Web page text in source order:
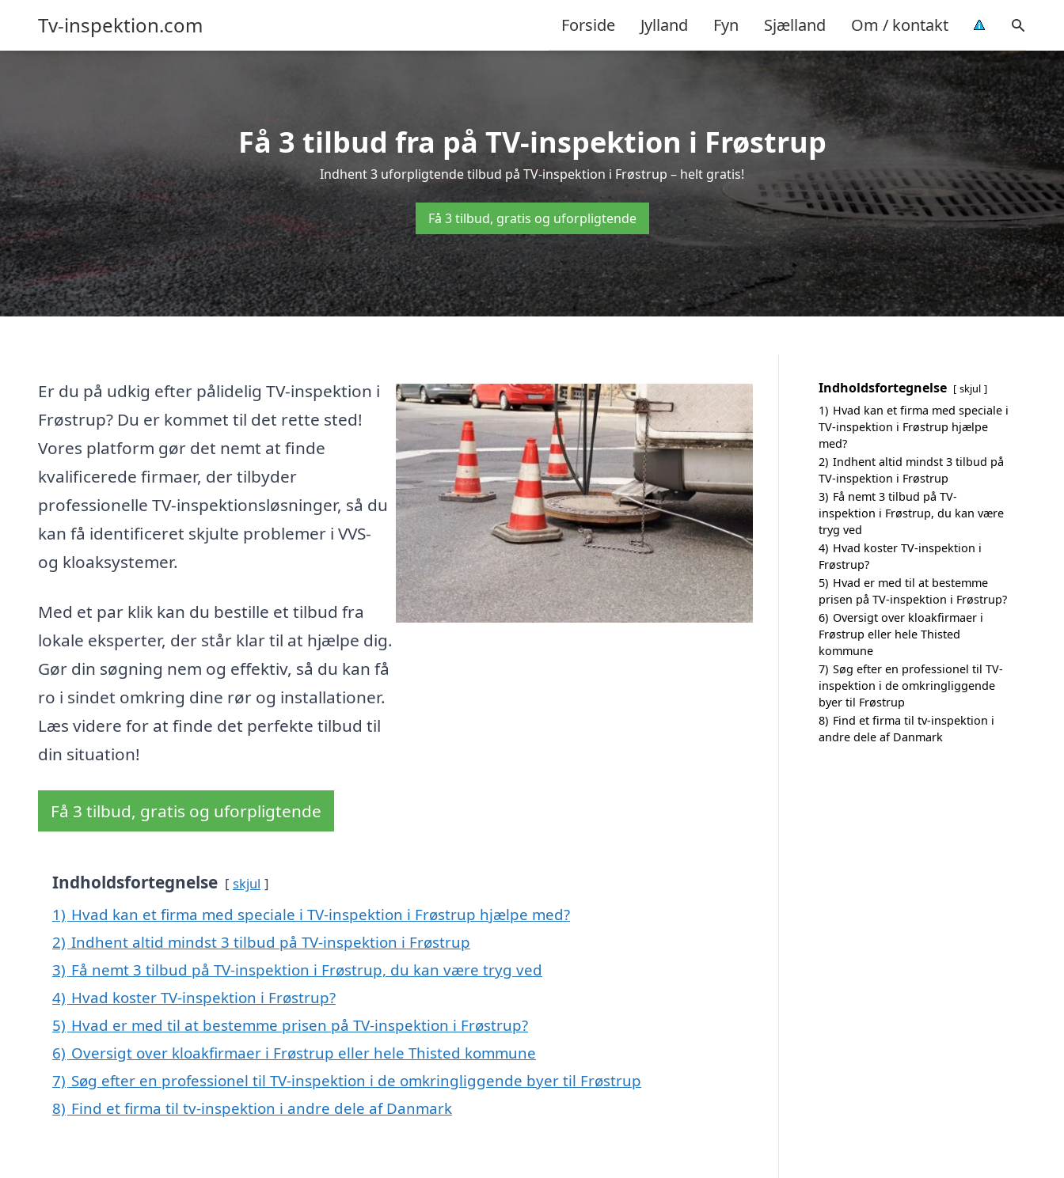
Tv-inspektion.com Forside Jylland Fyn Sjælland Om / kontakt
Få 3 tilbud fra på TV-inspektion i Frøstrup
Indhent 3 uforpligtende tilbud på TV-inspektion i Frøstrup – helt gratis!
Få 3 tilbud, gratis og uforpligtende
Er du på udkig efter pålidelig TV-inspektion i
Frøstrup? Du er kommet til det rette sted!
Vores platform gør det nemt at finde
kvalificerede firmaer, der tilbyder
professionelle TV-inspektionsløsninger, så du
kan få identificeret skjulte problemer i VVS-
og kloaksystemer.
Med et par klik kan du bestille et tilbud fra
lokale eksperter, der står klar til at hjælpe dig.
Gør din søgning nem og effektiv, så du kan få
ro i sindet omkring dine rør og installationer.
Læs videre for at finde det perfekte tilbud til
din situation!
Få 3 tilbud, gratis og uforpligtende
Indholdsfortegnelse skjul
1) Hvad kan et firma med speciale i TV-inspektion i Frøstrup hjælpe med?
2) Indhent altid mindst 3 tilbud på TV-inspektion i Frøstrup
3) Få nemt 3 tilbud på TV-inspektion i Frøstrup, du kan være tryg ved
4) Hvad koster TV-inspektion i Frøstrup?
5) Hvad er med til at bestemme prisen på TV-inspektion i Frøstrup?
6) Oversigt over kloakfirmaer i Frøstrup eller hele Thisted kommune
7) Søg efter en professionel til TV-inspektion i de omkringliggende byer til Frøstrup
8) Find et firma til tv-inspektion i andre dele af Danmark
Indholdsfortegnelse skjul
1) Hvad kan et firma med speciale i
TV-inspektion i Frøstrup hjælpe
med?
2) Indhent altid mindst 3 tilbud på
TV-inspektion i Frøstrup
3) Få nemt 3 tilbud på TV-
inspektion i Frøstrup, du kan være
tryg ved
4) Hvad koster TV-inspektion i
Frøstrup?
5) Hvad er med til at bestemme
prisen på TV-inspektion i Frøstrup?
6) Oversigt over kloakfirmaer i
Frøstrup eller hele Thisted
kommune
7) Søg efter en professionel til TV-
inspektion i de omkringliggende
byer til Frøstrup
8) Find et firma til tv-inspektion i
andre dele af Danmark